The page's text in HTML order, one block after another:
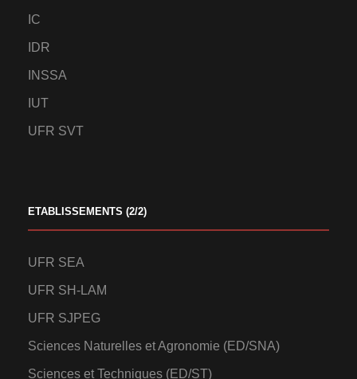
IC
IDR
INSSA
IUT
UFR SVT
ETABLISSEMENTS (2/2)
UFR SEA
UFR SH-LAM
UFR SJPEG
Sciences Naturelles et Agronomie (ED/SNA)
Sciences et Techniques (ED/ST)